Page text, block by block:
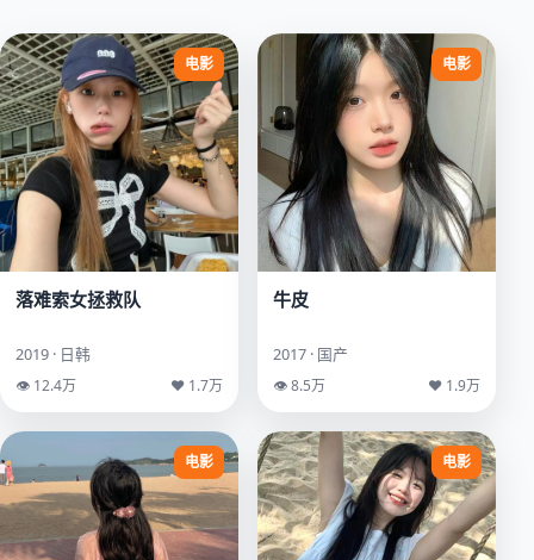
电影
落难索女拯救队
2019 · 日韩
👁 12.4万 ♥ 1.7万
电影
牛皮
2017 · 国产
👁 8.5万 ♥ 1.9万
电影 电影